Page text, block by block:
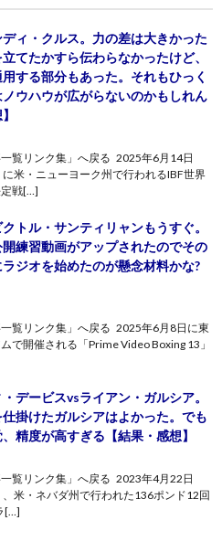
ィ・クルス。力の差は大きかった
てたかすら伝わらなかったけど、
する部分もあった。それもひっく
ウハウが広がらないのかもしれん
一覧リンク集」へ戻る 2025年6月14日
に米・ニューヨーク州で行われるIBF世界
定戦[…]
トル・サンティリャンもうすぐ。
練習動画がアップされたのでその
ジオを始めたのが懸念材料かな?
一覧リンク集」へ戻る 2025年6月8日に東
で開催される「Prime Video Boxing 13」
デービスvsライアン・ガルシア。
掛けたガルシアはよかった。でも
精度が高すぎる【結果・感想】
一覧リンク集」へ戻る 2023年4月22日
、米・ネバダ州で行われた136ポンド12回
[…]